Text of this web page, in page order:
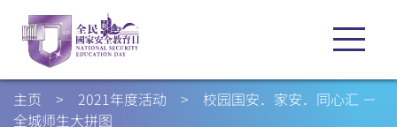
主页 > 2021年度活动 > 校园国安．家安．同心汇 －
全城师生大拼图